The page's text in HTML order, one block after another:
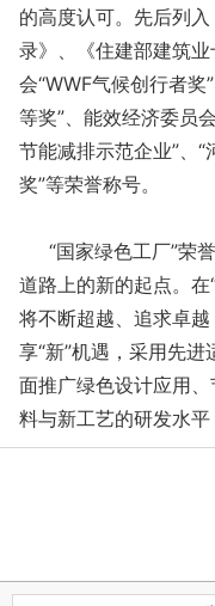
的高度认可。先后列
录》、《住建部建筑
会“WWF气候创行者奖
等奖”、能效经济委员
节能减排示范企业”、
奖”等荣誉称号。
“国家绿色工厂”荣
道路上的新的起点。在
将不断超越、追求卓
享“新”机遇，采用先
面推广绿色设计应用
料与新工艺的研发水平